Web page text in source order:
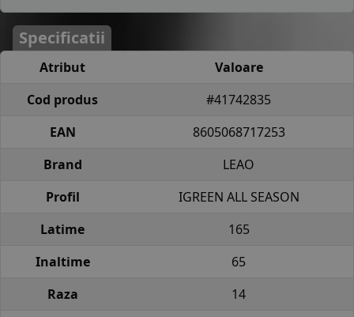
Specificatii
Atribut
Valoare
Cod produs
#41742835
EAN
8605068717253
Brand
LEAO
Profil
IGREEN ALL SEASON
Latime
165
Inaltime
65
Raza
14